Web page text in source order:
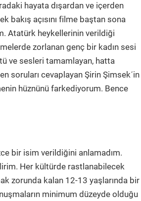
hayata dışardan ve içerden
bakış açısını filme baştan sona
Atatürk heykellerinin verildiği
zorlanan genç bir kadın sesi
ve sesleri tamamlayan, hatta
soruları cevaplayan Şirin Şimsek´in
hüznünü farkediyorum. Bence
bir isim verildiğini anlamadım.
Her kültürde rastlanabilecek
zorunda kalan 12-13 yaşlarında bir
minimum düzeyde olduğu